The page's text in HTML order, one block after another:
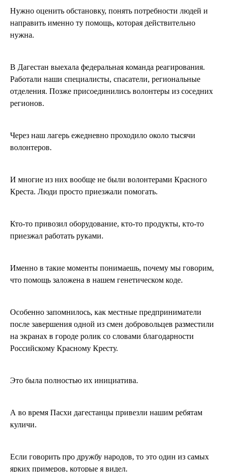
Нужно оценить обстановку, понять потребности людей и
направить именно ту помощь, которая действительно
нужна.
В Дагестан выехала федеральная команда реагирования.
Работали наши специалисты, спасатели, региональные
отделения. Позже присоединились волонтеры из соседних
регионов.
Через наш лагерь ежедневно проходило около тысячи
волонтеров.
И многие из них вообще не были волонтерами Красного
Креста. Люди просто приезжали помогать.
Кто-то привозил оборудование, кто-то продукты, кто-то
приезжал работать руками.
Именно в такие моменты понимаешь, почему мы говорим,
что помощь заложена в нашем генетическом коде.
Особенно запомнилось, как местные предприниматели
после завершения одной из смен добровольцев разместили
на экранах в городе ролик со словами благодарности
Российскому Красному Кресту.
Это была полностью их инициатива.
А во время Пасхи дагестанцы привезли нашим ребятам
куличи.
Если говорить про дружбу народов, то это один из самых
ярких примеров, которые я видел.